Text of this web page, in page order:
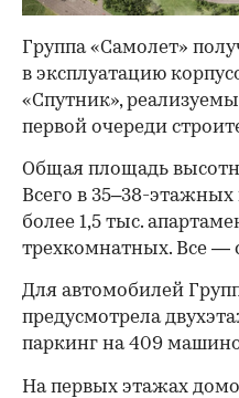
Группа «Самолет»
в эксплуатацию
«Спутник»,
первой очереди
Общая площадь
Всего в 35–38-этажных
более 1,5 тыс.
трехкомнатных. Все —
Для автомобилей
предусмотрела
паркинг на 409
На первых этажах